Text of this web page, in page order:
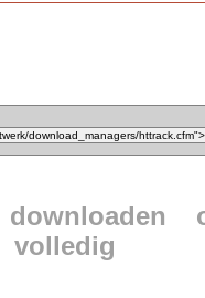
downloaden
volledig